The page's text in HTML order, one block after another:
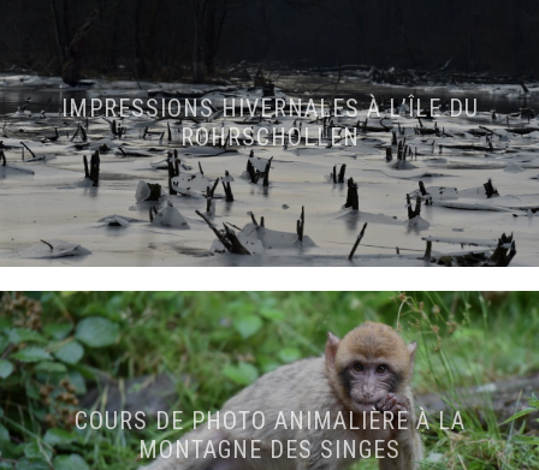
IMPRESSIONS HIVERNALES À L’ÎLE DU
ROHRSCHOLLEN
COURS DE PHOTO ANIMALIÈRE À LA
MONTAGNE DES SINGES